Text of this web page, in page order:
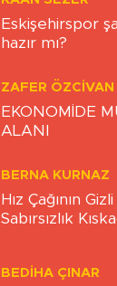
Eskişehirspor
hazır mı?
ZAFER ÖZCIVAN
EKONOMİDE
ALANI
BERNA KURNAZ
Hız Çağının Gizli
Sabırsızlık
BEDIHA ÇINAR